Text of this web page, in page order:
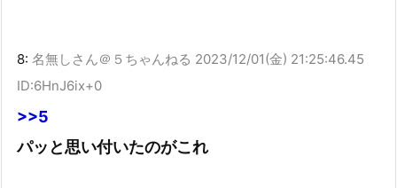
8: 名無しさん＠５ちゃんねる 2023/12/01(金) 21:25:46.45
ID:6HnJ6ix+0
>>5
パッと思い付いたのがこれ